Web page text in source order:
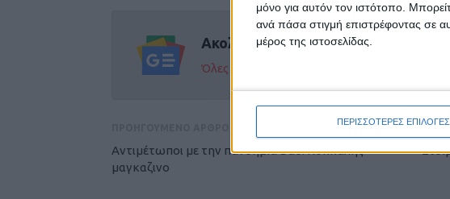
μόνο για αυτόν τον ιστότοπο.
ανά πάσα στιγμή επιστρέφοντας σε
μέρος της ιστοσελίδας.
ΠΕΡΙΣΣΟΤΕΡΕΣ ΕΠΙΛΟΓΕΣ
Ακολούθησε την εφημερίδα ΝΕΟΣ
Όλες οι εξελίξεις στην περιοχή της
Αντιμέτωποι με την πανδημία Βασ. Κόκκαλης
μαγκαζινο